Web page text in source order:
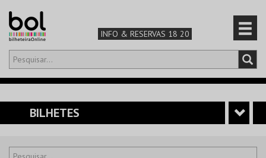
INFO & RESERVAS 18 20
Olá,iniciar sessão
CARRINHO 0
BILHETES